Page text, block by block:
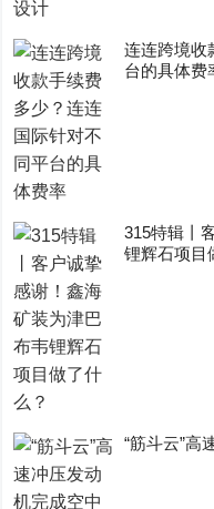
连连跨境收
台的具体费
315特辑丨
锂辉石项目
“筋斗云”高